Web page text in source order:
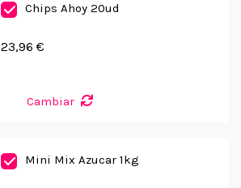
Chips Ahoy 20ud
23,96 €
Cambiar
Mini Mix Azucar 1kg